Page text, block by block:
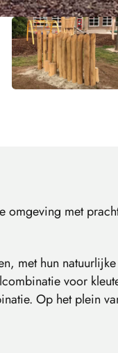
omgeving met
met hun
voor
Op het plein